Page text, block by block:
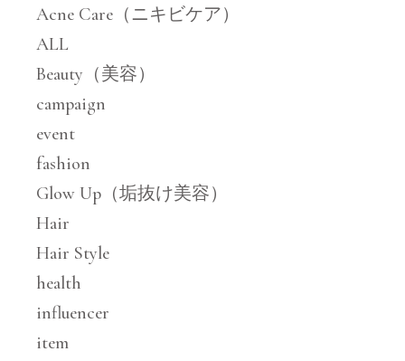
Acne Care（ニキビケア）
ALL
Beauty（美容）
campaign
event
fashion
Glow Up（垢抜け美容）
Hair
Hair Style
health
influencer
item